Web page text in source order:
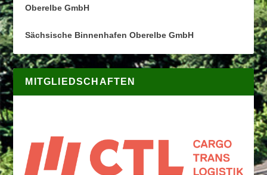
Oberelbe GmbH
Sächsische Binnenhafen Oberelbe GmbH
MITGLIEDSCHAFTEN